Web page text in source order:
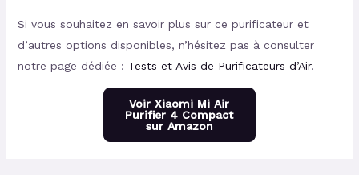
Si vous souhaitez en savoir plus sur ce purificateur et
d’autres options disponibles, n’hésitez pas à consulter
notre page dédiée : Tests et Avis de Purificateurs d’Air.
Voir Xiaomi Mi Air
Purifier 4 Compact
sur Amazon